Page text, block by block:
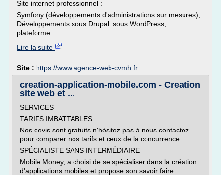
Site internet professionnel :
Symfony (développements d'administrations sur mesures),
Développements sous Drupal, sous WordPress,
plateforme...
Lire la suite
Site : https://www.agence-web-cvmh.fr
creation-application-mobile.com - Creation
site web et ...
SERVICES
TARIFS IMBATTABLES
Nos devis sont gratuits n'hésitez pas à nous contactez
pour comparer nos tarifs et ceux de la concurrence.
SPÉCIALISTE SANS INTERMÉDIAIRE
Mobile Money, a choisi de se spécialiser dans la création
d'applications mobiles et propose son savoir faire